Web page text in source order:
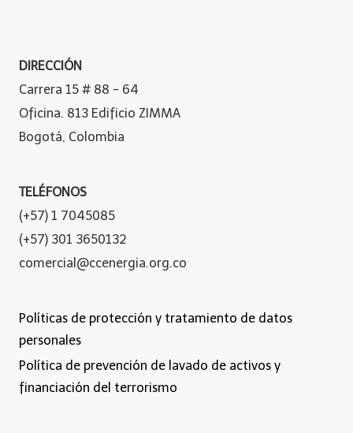
DIRECCIÓN
Carrera 15 # 88 - 64
Oficina. 813 Edificio ZIMMA
Bogotá, Colombia
TELÉFONOS
(+57) 1 7045085
(+57) 301 3650132
comercial@ccenergia.org.co
Políticas de protección y tratamiento de datos
personales
Política de prevención de lavado de activos y
financiación del terrorismo